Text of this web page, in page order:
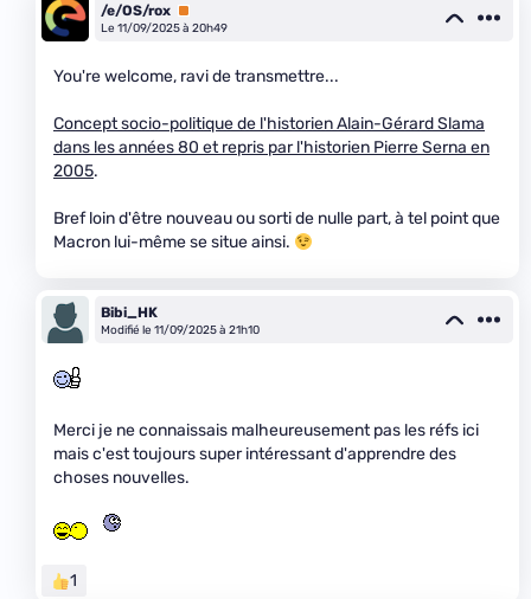
/e/OS/rox Premium
Le 11/09/2025 à 20h49
You're welcome, ravi de transmettre...
Concept socio-politique de l'historien Alain-Gérard Slama
dans les années 80 et repris par l'historien Pierre Serna en
2005.
Bref loin d'être nouveau ou sorti de nulle part, à tel point que
Macron lui-même se situe ainsi.
Bibi_HK
Modifié le 11/09/2025 à 21h10
Merci je ne connaissais malheureusement pas les réfs ici
mais c'est toujours super intéressant d'apprendre des
choses nouvelles.
1